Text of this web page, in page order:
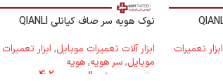
ابزار تعمیرات
نوک هویه سر صاف کیانلی QIANLI
ابزار آلات تعمیرات موبایل, ابزار تعمیرات
موبایل,سر هویه,هویه
ریال ریال